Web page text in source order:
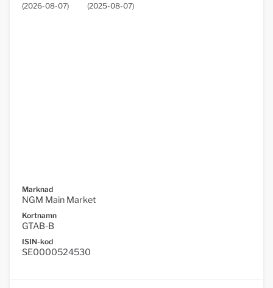
(2026-08-07) (2025-08-07)
Marknad
NGM Main Market
Kortnamn
GTAB-B
ISIN-kod
SE0000524530